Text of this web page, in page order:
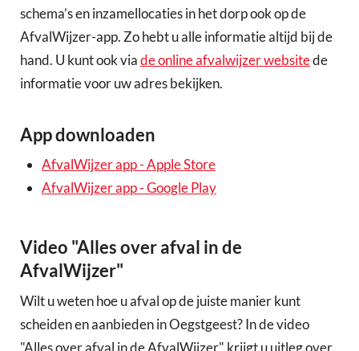
schema’s en inzamellocaties in het dorp ook op de
AfvalWijzer-app. Zo hebt u alle informatie altijd bij de
hand. U kunt ook viade online afvalwijzer websitede
informatie voor uw adres bekijken.
App downloaden
AfvalWijzer app - Apple Store
AfvalWijzer app - Google Play
Video "Alles over afval in de
AfvalWijzer"
Wilt u weten hoe u afval op de juiste manier kunt
scheiden en aanbieden in Oegstgeest? In de video
"Alles over afval in de AfvalWijzer" krijgt u uitleg over